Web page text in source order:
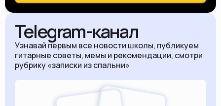
Telegram-канал
Узнавай первым все новости школы, публикуем
гитарные советы, мемы и рекомендации, смотри
рубрику «записки из спальни»